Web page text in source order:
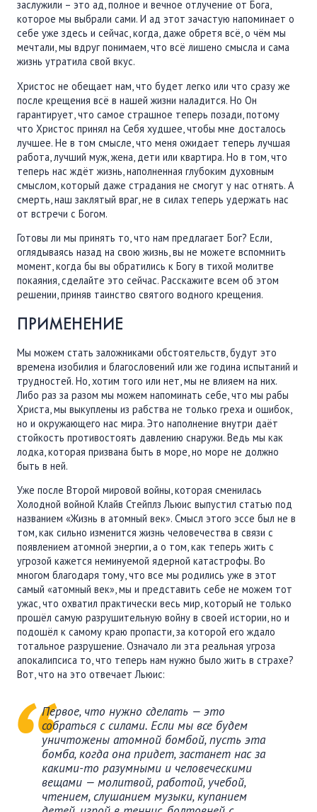
заслужили – это ад, полное и вечное отлучение от Бога,
которое мы выбрали сами. И ад этот зачастую напоминает о
себе уже здесь и сейчас, когда, даже обретя всё, о чём мы
мечтали, мы вдруг понимаем, что всё лишено смысла и сама
жизнь утратила свой вкус.
Христос не обещает нам, что будет легко или что сразу же
после крещения всё в нашей жизни наладится. Но Он
гарантирует, что самое страшное теперь позади, потому
что Христос принял на Себя худшее, чтобы мне досталось
лучшее. Не в том смысле, что меня ожидает теперь лучшая
работа, лучший муж, жена, дети или квартира. Но в том, что
теперь нас ждёт жизнь, наполненная глубоким духовным
смыслом, который даже страдания не смогут у нас отнять. А
смерть, наш заклятый враг, не в силах теперь удержать нас
от встречи с Богом.
Готовы ли мы принять то, что нам предлагает Бог? Если,
оглядываясь назад на свою жизнь, вы не можете вспомнить
момент, когда бы вы обратились к Богу в тихой молитве
покаяния, сделайте это сейчас. Расскажите всем об этом
решении, приняв таинство святого водного крещения.
ПРИМЕНЕНИЕ
Мы можем стать заложниками обстоятельств, будут это
времена изобилия и благословений или же година испытаний и
трудностей. Но, хотим того или нет, мы не влияем на них.
Либо раз за разом мы можем напоминать себе, что мы рабы
Христа, мы выкуплены из рабства не только греха и ошибок,
но и окружающего нас мира. Это наполнение внутри даёт
стойкость противостоять давлению снаружи. Ведь мы как
лодка, которая призвана быть в море, но море не должно
быть в ней.
Уже после Второй мировой войны, которая сменилась
Холодной войной Клайв Стейплз Льюис выпустил статью под
названием «Жизнь в атомный век». Смысл этого эссе был не в
том, как сильно изменится жизнь человечества в связи с
появлением атомной энергии, а о том, как теперь жить с
угрозой кажется неминуемой ядерной катастрофы. Во
многом благодаря тому, что все мы родились уже в этот
самый «атомный век», мы и представить себе не можем тот
ужас, что охватил практически весь мир, который не только
прошёл самую разрушительную войну в своей истории, но и
подошёл к самому краю пропасти, за которой его ждало
тотальное разрушение. Означало ли эта реальная угроза
апокалипсиса то, что теперь нам нужно было жить в страхе?
Вот, что на это отвечает Льюис:
Первое, что нужно сделать — это
собраться с силами. Если мы все будем
уничтожены атомной бомбой, пусть эта
бомба, когда она придет, застанет нас за
какими-то разумными и человеческими
вещами — молитвой, работой, учебой,
чтением, слушанием музыки, купанием